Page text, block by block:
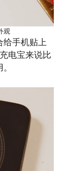
观
给手机贴上
电宝来说比